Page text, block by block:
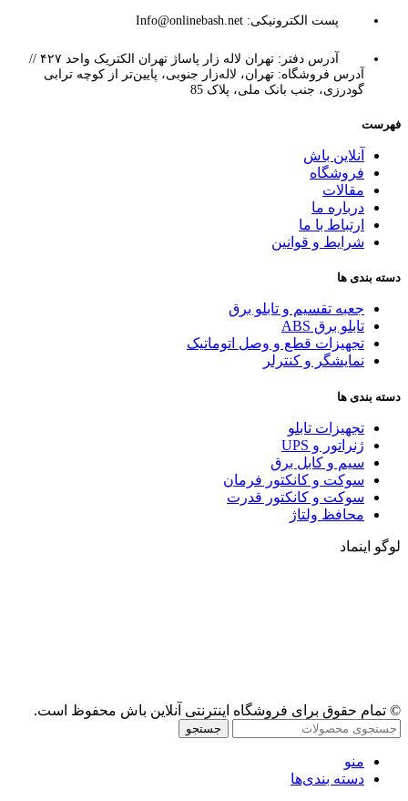
پست الکترونیکی: Info@onlinebash.net
آدرس دفتر: تهران لاله زار پاساژ تهران الکتریک واحد ۴۲۷ //
آدرس فروشگاه: تهران، لاله‌زار جنوبی، پایین‌تر از کوچه ترابی
گودرزی، جنب بانک ملی، پلاک 85
فهرست
آنلاین باش
فروشگاه
مقالات
درباره ما
ارتباط با ما
شرایط و قوانین
دسته بندی ها
جعبه تقسیم و تابلو برق
تابلو برق ABS
تجهیزات قطع و وصل اتوماتیک
نمایشگر و کنترلر
دسته بندی ها
تجهیزات تابلو
ژنراتور و UPS
سیم و کابل برق
سوکت و کانکتور فرمان
سوکت و کانکتور قدرت
محافظ ولتاژ
لوگو اینماد
© تمام حقوق برای فروشگاه اینترنتی آنلاین باش محفوظ است.
جستجو
منو
دسته بندی‌ها